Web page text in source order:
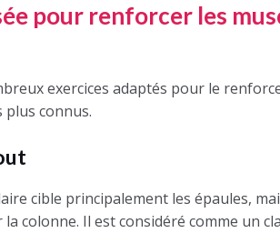
pour renforcer les
exercices adaptés pour le
plus connus.
cible principalement les épaules,
colonne. Il est considéré comme un